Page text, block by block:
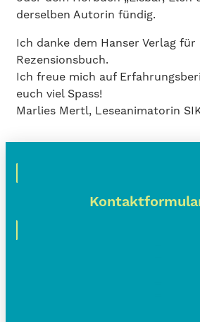
derselben Autorin fündig.
Ich danke dem Hanser Verlag für
Rezensionsbuch.
Ich freue mich auf
euch viel Spass!
Marlies Mertl, Leseanimatorin